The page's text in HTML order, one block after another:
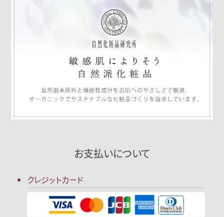
お支払いについて
クレジットカード